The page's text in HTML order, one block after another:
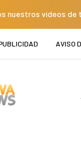
nuestros videos de
AVISO